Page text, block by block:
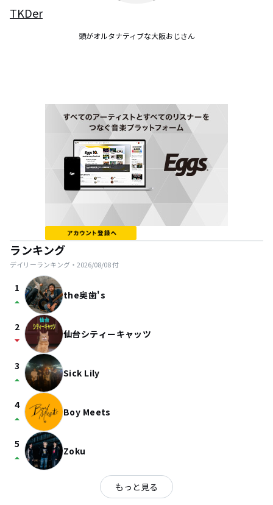
TKDer
頭がオルタナティブな大阪おじさん
ランキング
デイリーランキング・ 2026/08/08付
1
arrow_drop_up the奥歯's
2
arrow_drop_down 仙台シティーキャッツ
3
arrow_drop_up Sick Lily
4
arrow_drop_up Boy Meets
5
arrow_drop_up Zoku
もっと見る